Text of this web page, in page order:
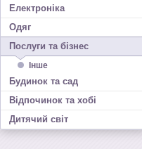
Електроніка
Одяг
Послуги та бізнес
Інше
Будинок та сад
Відпочинок та хобі
Дитячий світ